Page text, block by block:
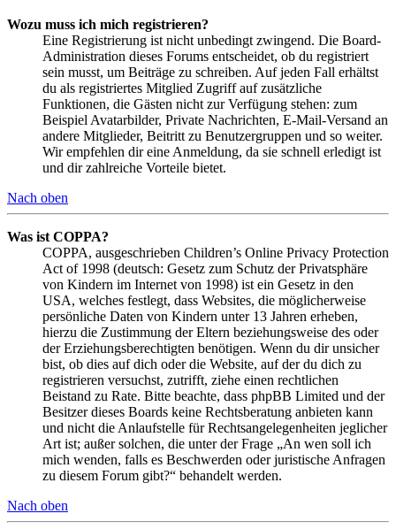
Wozu muss ich mich registrieren?
Eine Registrierung ist nicht unbedingt zwingend. Die Board-
Administration dieses Forums entscheidet, ob du registriert
sein musst, um Beiträge zu schreiben. Auf jeden Fall erhältst
du als registriertes Mitglied Zugriff auf zusätzliche
Funktionen, die Gästen nicht zur Verfügung stehen: zum
Beispiel Avatarbilder, Private Nachrichten, E-Mail-Versand an
andere Mitglieder, Beitritt zu Benutzergruppen und so weiter.
Wir empfehlen dir eine Anmeldung, da sie schnell erledigt ist
und dir zahlreiche Vorteile bietet.
Nach oben
Was ist COPPA?
COPPA, ausgeschrieben Children’s Online Privacy Protection
Act of 1998 (deutsch: Gesetz zum Schutz der Privatsphäre
von Kindern im Internet von 1998) ist ein Gesetz in den
USA, welches festlegt, dass Websites, die möglicherweise
persönliche Daten von Kindern unter 13 Jahren erheben,
hierzu die Zustimmung der Eltern beziehungsweise des oder
der Erziehungsberechtigten benötigen. Wenn du dir unsicher
bist, ob dies auf dich oder die Website, auf der du dich zu
registrieren versuchst, zutrifft, ziehe einen rechtlichen
Beistand zu Rate. Bitte beachte, dass phpBB Limited und der
Besitzer dieses Boards keine Rechtsberatung anbieten kann
und nicht die Anlaufstelle für Rechtsangelegenheiten jeglicher
Art ist; außer solchen, die unter der Frage „An wen soll ich
mich wenden, falls es Beschwerden oder juristische Anfragen
zu diesem Forum gibt?“ behandelt werden.
Nach oben